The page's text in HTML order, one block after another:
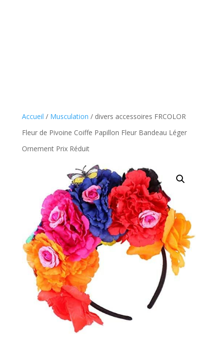
Accueil / Musculation / divers accessoires FRCOLOR
Fleur de Pivoine Coiffe Papillon Fleur Bandeau Léger
Ornement Prix Réduit